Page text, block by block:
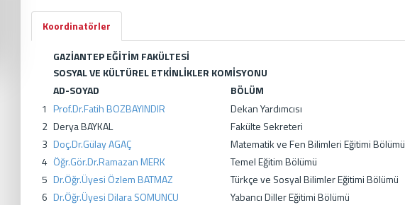
Koordinatörler
GAZİANTEP EĞİTİM FAKÜLTESİ
SOSYAL VE KÜLTÜREL ETKİNLİKLER KOMİSYONU
AD-SOYAD
BÖLÜM
1 Prof.Dr.Fatih BOZBAYINDIR Dekan Yardımcısı
2 Derya BAYKAL Fakülte Sekreteri
3 Doç.Dr.Gülay AGAÇ Matematik ve Fen Bilimleri Eğitimi Bölümü
4 Öğr.Gör.Dr.Ramazan MERK Temel Eğitim Bölümü
5 Dr.Öğr.Üyesi Özlem BATMAZ Türkçe ve Sosyal Bilimler Eğitimi Bölümü
6 Dr.Öğr.Üyesi Dilara SOMUNCU Yabancı Diller Eğitimi Bölümü